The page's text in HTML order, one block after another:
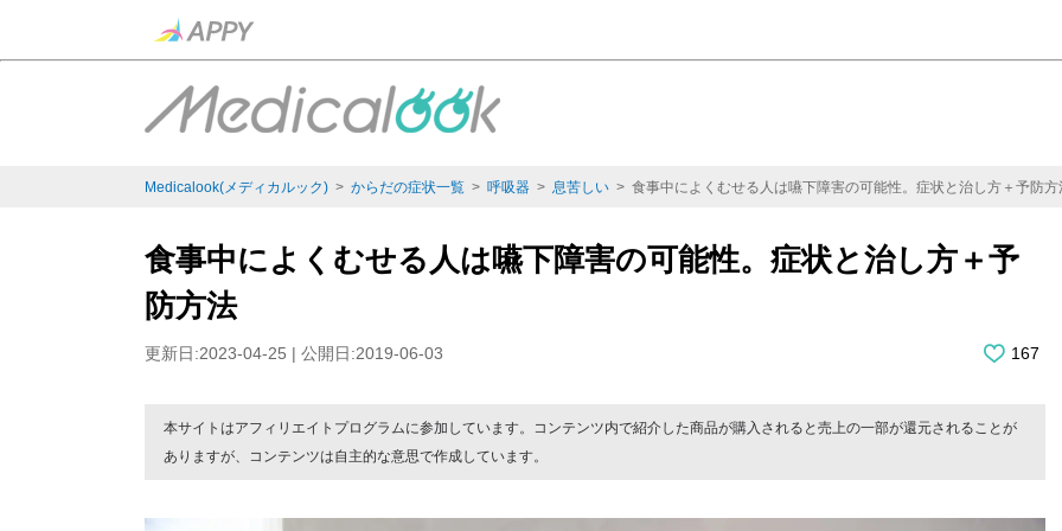
Medicalook(メディカルック) > からだの症状一覧 > 呼吸器 > 息苦しい > 食事中によくむせる人は嚥下障害の可能性。症状と治し方＋予防方
食事中によくむせる人は嚥下障害の可能性。症状と治し方＋予
防方法
更新日:2023-04-25 | 公開日:2019-06-03 167
本サイトはアフィリエイトプログラムに参加しています。コンテンツ内で紹介した商品が購入されると売上の一部が還元されることが
ありますが、コンテンツは自主的な意思で作成しています。